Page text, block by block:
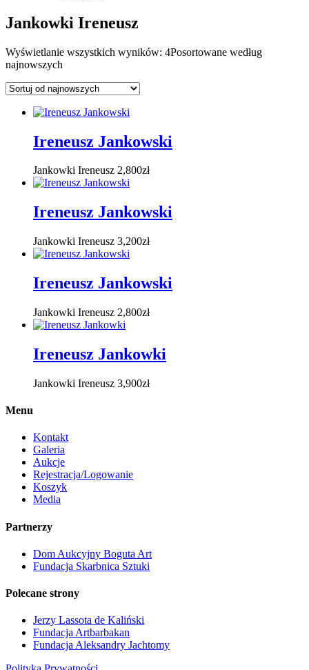
Jankowki Ireneusz
Wyświetlanie wszystkich wyników: 4Posortowane według
najnowszych
Ireneusz Jankowski
Jankowki Ireneusz 2,800zł
Ireneusz Jankowski
Jankowki Ireneusz 3,200zł
Ireneusz Jankowski
Jankowki Ireneusz 2,800zł
Ireneusz Jankowki
Jankowki Ireneusz 3,900zł
Menu
Kontakt
Galeria
Aukcje
Rejestracja/Logowanie
Koszyk
Media
Partnerzy
Dom Aukcyjny Boguta Art
Fundacja Skarbnica Sztuki
Polecane strony
Jerzy Lassota de Kaliński
Fundacja Artbarbakan
Fundacja Aleksandry Jachtomy